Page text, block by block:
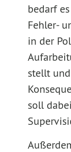
bedarf
Fehler-
in der
stellt
soll